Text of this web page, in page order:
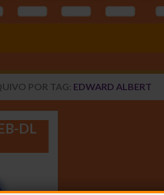
POR TAG: EDWARD ALBERT
DL